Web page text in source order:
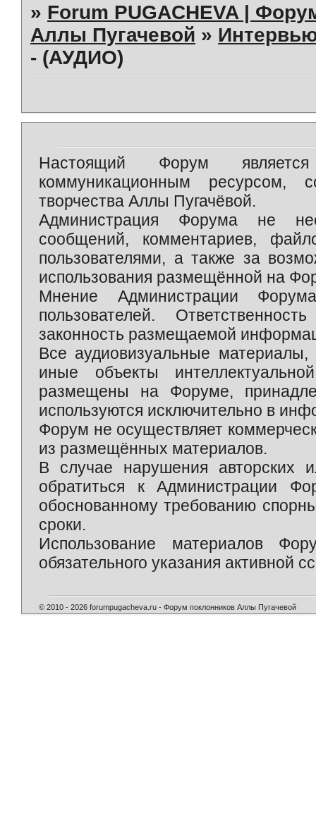
» Forum PUGACHEVA |
Аллы Пугачевой »
- (АУДИО)
Настоящий Форум является
коммуникационным ресурсом,
творчества Аллы Пугачёвой.
Администрация Форума не
сообщений, комментариев,
пользователями, а также за
использования размещённой на
Мнение Администрации
пользователей.
законность размещаемой
Все аудиовизуальные
иные объекты
размещены на Форуме,
используются исключительно в
Форум не осуществляет
из размещённых материалов.
В случае нарушения авторских
обратиться к Администрации
обоснованному требованию
сроки.
Использование материалов
обязательного указания активной
© 2010 - 2026 forumpugacheva.ru - Форум поклонников Аллы Пугачевой